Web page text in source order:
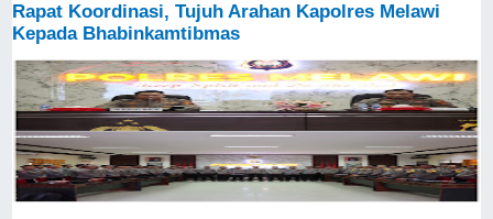
Rapat Koordinasi, Tujuh Arahan Kapolres Melawi
Kepada Bhabinkamtibmas